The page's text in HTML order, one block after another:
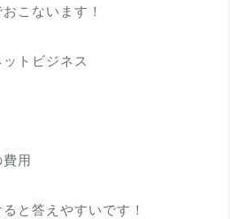
こないます！
トビジネス
用
と答えやすいです！